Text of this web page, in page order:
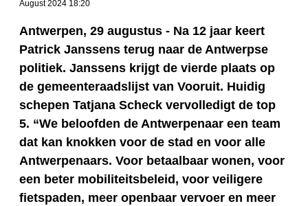
August 2024 18:20
Antwerpen, 29 augustus - Na 12 jaar keert
Patrick Janssens terug naar de Antwerpse
politiek. Janssens krijgt de vierde plaats op
de gemeenteraadslijst van Vooruit. Huidig
schepen Tatjana Scheck vervolledigt de top
5. “We beloofden de Antwerpenaar een team
dat kan knokken voor de stad en voor alle
Antwerpenaars. Voor betaalbaar wonen, voor
een beter mobiliteitsbeleid, voor veiligere
fietspaden, meer openbaar vervoer en meer